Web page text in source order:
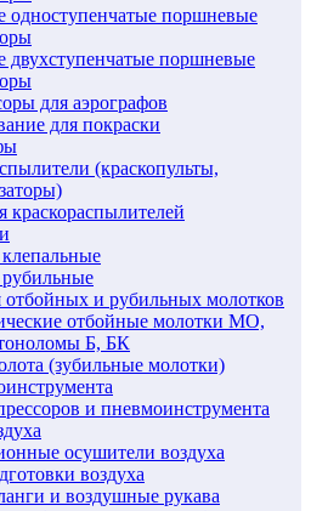
одноступенчатые поршневые
двухступенчатые поршневые
для аэрографов
для покраски
(краскопульты,
краскораспылителей
и рубильных молотков
отбойные молотки МО,
Б, БК
(зубильные молотки)
и пневмоинструмента
осушители воздуха
воздуха
и воздушные рукава